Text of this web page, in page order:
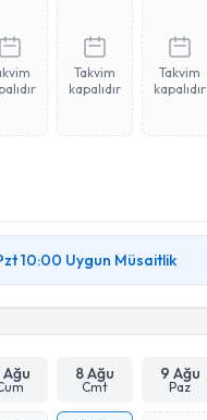
Takvim
kapalıdır
Takvim
kapalıdır
10:00 Uygun Müsaitlik
Ağu 8 Ağu
Cmt
9 Ağu
Paz